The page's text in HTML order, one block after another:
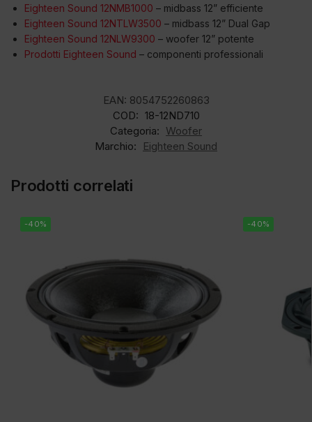
Eighteen Sound 12NMB1000 – midbass 12” efficiente
Eighteen Sound 12NTLW3500 – midbass 12” Dual Gap
Eighteen Sound 12NLW9300 – woofer 12” potente
Prodotti Eighteen Sound – componenti professionali
EAN: 8054752260863
COD: 18-12ND710
Categoria: Woofer
Marchio:
Eighteen Sound
Prodotti correlati
-40% -40%